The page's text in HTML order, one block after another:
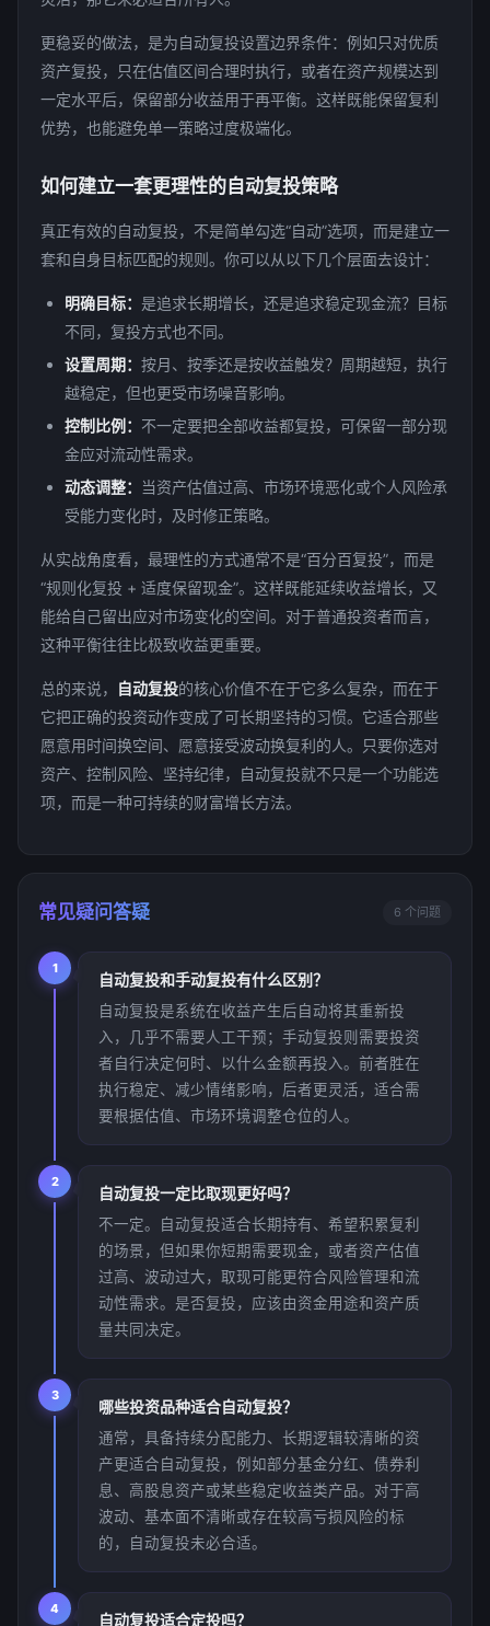
更稳妥的做法，是为自动复投设置边界条件：例如只对优质
资产复投，只在估值区间合理时执行，或者在资产规模达到
一定水平后，保留部分收益用于再平衡。这样既能保留复利
优势，也能避免单一策略过度极端化。
如何建立一套更理性的自动复投策略
真正有效的自动复投，不是简单勾选“自动”选项，而是建立一
套和自身目标匹配的规则。你可以从以下几个层面去设计：
明确目标： 是追求长期增长，还是追求稳定现金流？目标
不同，复投方式也不同。
设置周期： 按月、按季还是按收益触发？周期越短，执行
越稳定，但也更受市场噪音影响。
控制比例： 不一定要把全部收益都复投，可保留一部分现
金应对流动性需求。
动态调整：
当资产估值过高、市场环境恶化或个人风险承
受能力变化时，及时修正策略。
从实战角度看，最理性的方式通常不是“百分百复投”，而是
“规则化复投 + 适度保留现金”。这样既能延续收益增长，又
能给自己留出应对市场变化的空间。对于普通投资者而言，
这种平衡往往比极致收益更重要。
总的来说， 自动复投的核心价值不在于它多么复杂，而在于
它把正确的投资动作变成了可长期坚持的习惯。它适合那些
愿意用时间换空间、愿意接受波动换复利的人。只要你选对
资产、控制风险、坚持纪律，自动复投就不只是一个功能选
项，而是一种可持续的财富增长方法。
常见疑问答疑 6 个问题
1
自动复投和手动复投有什么区别？
自动复投是系统在收益产生后自动将其重新投
入，几乎不需要人工干预；手动复投则需要投资
者自行决定何时、以什么金额再投入。前者胜在
执行稳定、减少情绪影响，后者更灵活，适合需
要根据估值、市场环境调整仓位的人。
2
自动复投一定比取现更好吗？
不一定。自动复投适合长期持有、希望积累复利
的场景，但如果你短期需要现金，或者资产估值
过高、波动过大，取现可能更符合风险管理和流
动性需求。是否复投，应该由资金用途和资产质
量共同决定。
3
哪些投资品种适合自动复投？
通常，具备持续分配能力、长期逻辑较清晰的资
产更适合自动复投，例如部分基金分红、债券利
息、高股息资产或某些稳定收益类产品。对于高
波动、基本面不清晰或存在较高亏损风险的标
的，自动复投未必合适。
4
自动复投适合定投吗？